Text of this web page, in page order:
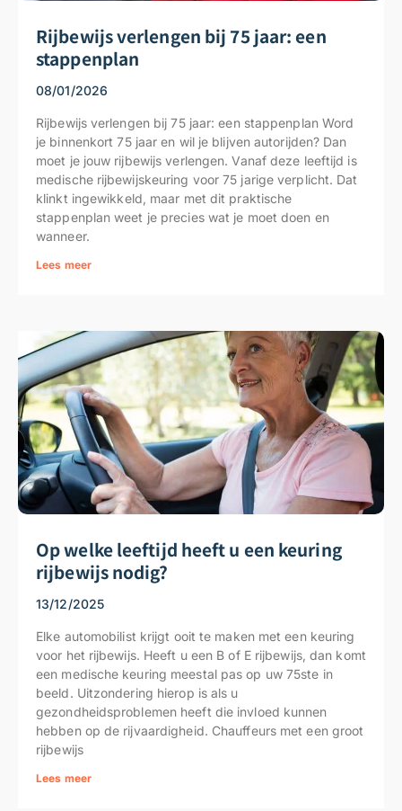
Rijbewijs verlengen bij 75 jaar: een
stappenplan
08/01/2026
Rijbewijs verlengen bij 75 jaar: een stappenplan Word
je binnenkort 75 jaar en wil je blijven autorijden? Dan
moet je jouw rijbewijs verlengen. Vanaf deze leeftijd is
medische rijbewijskeuring voor 75 jarige verplicht. Dat
klinkt ingewikkeld, maar met dit praktische
stappenplan weet je precies wat je moet doen en
wanneer.
Lees meer
Op welke leeftijd heeft u een keuring
rijbewijs nodig?
13/12/2025
Elke automobilist krijgt ooit te maken met een keuring
voor het rijbewijs. Heeft u een B of E rijbewijs, dan komt
een medische keuring meestal pas op uw 75ste in
beeld. Uitzondering hierop is als u
gezondheidsproblemen heeft die invloed kunnen
hebben op de rijvaardigheid. Chauffeurs met een groot
rijbewijs
Lees meer